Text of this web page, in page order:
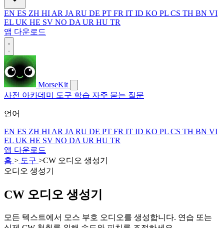
EN ES ZH HI AR JA RU DE PT FR IT ID KO PL CS TH BN VI
EL UK HE SV NO DA UR HU TR
앱 다운로드
MorseKit
사전 아카데미 도구 학습 자주 묻는 질문
언어
EN ES ZH HI AR JA RU DE PT FR IT ID KO PL CS TH BN VI
EL UK HE SV NO DA UR HU TR
앱 다운로드
홈 > 도구 >CW 오디오 생성기
오디오 생성기
CW 오디오 생성기
모든 텍스트에서 모스 부호 오디오를 생성합니다. 연습 또는